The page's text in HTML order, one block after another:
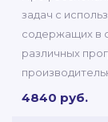
задач с
содержащих в
различных
4840 руб.